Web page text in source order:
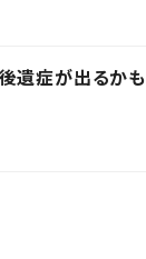
遺症が出るかも